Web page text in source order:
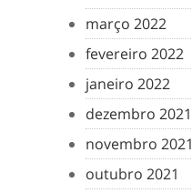
março 2022
fevereiro 2022
janeiro 2022
dezembro 2021
novembro 2021
outubro 2021